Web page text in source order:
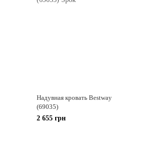
Надувная кровать Bestway
(69035)
2 655 грн